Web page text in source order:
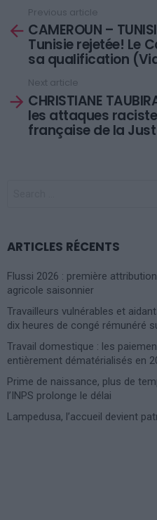
more
Previous article
CAMEROUN –
Tunisie rejetée! Le
sa qualification
Next article
CHRISTIANE
les attaques
française de la
ARTICLES RÉCENTS
Flussi 2026 : première
agricole saisonnier
Travailleurs vulnérables et
dix heures de congé rémunéré
Travail domestique : les
entièrement dématérialisés en
Prime de naissance, plus de
l’INPS prolonge le délai
Lampedusa, l’accueil devient